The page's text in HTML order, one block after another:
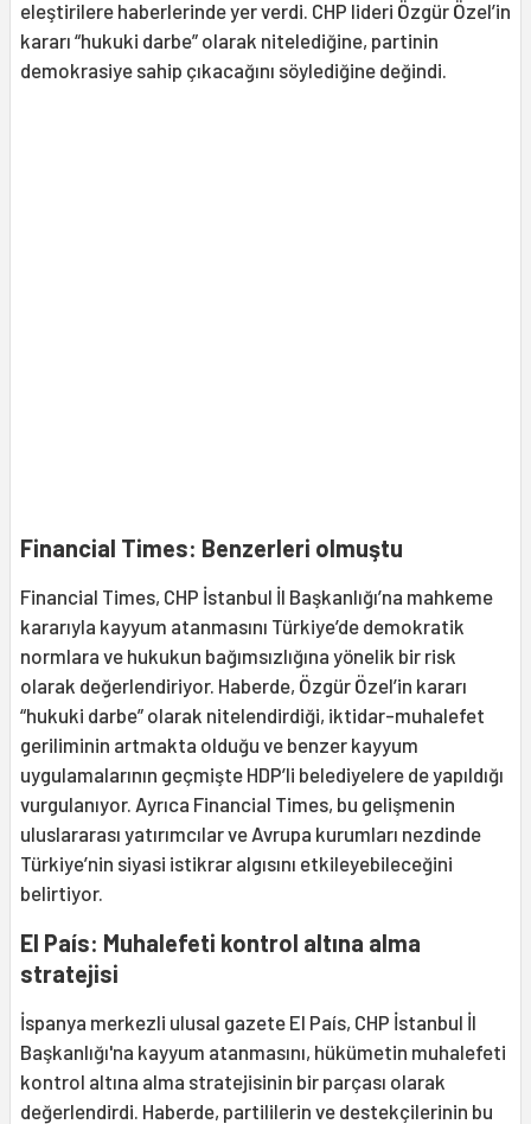
eleştirilere haberlerinde yer verdi. CHP lideri Özgür Özel’in
kararı “hukuki darbe” olarak nitelediğine, partinin
demokrasiye sahip çıkacağını söylediğine değindi.
Financial Times: Benzerleri olmuştu
Financial Times, CHP İstanbul İl Başkanlığı’na mahkeme
kararıyla kayyum atanmasını Türkiye’de demokratik
normlara ve hukukun bağımsızlığına yönelik bir risk
olarak değerlendiriyor. Haberde, Özgür Özel’in kararı
“hukuki darbe” olarak nitelendirdiği, iktidar-muhalefet
geriliminin artmakta olduğu ve benzer kayyum
uygulamalarının geçmişte HDP’li belediyelere de yapıldığı
vurgulanıyor. Ayrıca Financial Times, bu gelişmenin
uluslararası yatırımcılar ve Avrupa kurumları nezdinde
Türkiye’nin siyasi istikrar algısını etkileyebileceğini
belirtiyor.
El País: Muhalefeti kontrol altına alma
stratejisi
İspanya merkezli ulusal gazete El País, CHP İstanbul İl
Başkanlığı'na kayyum atanmasını, hükümetin muhalefeti
kontrol altına alma stratejisinin bir parçası olarak
değerlendirdi. Haberde, partililerin ve destekçilerinin bu